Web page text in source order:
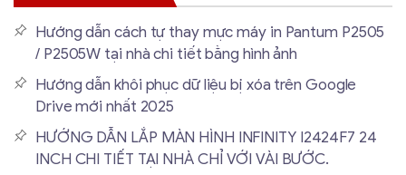
Hướng dẫn cách tự thay mực máy in Pantum P2505
/ P2505W tại nhà chi tiết bằng hình ảnh
Hướng dẫn khôi phục dữ liệu bị xóa trên Google
Drive mới nhất 2025
HƯỚNG DẪN LẮP MÀN HÌNH INFINITY I2424F7 24
INCH CHI TIẾT TẠI NHÀ CHỈ VỚI VÀI BƯỚC.